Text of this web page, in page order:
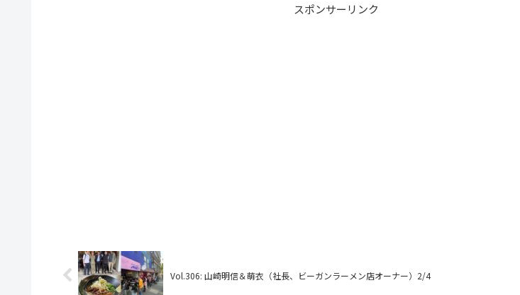
スポンサーリンク
Vol.306: 山崎明信＆萌衣（社長、ビーガンラーメン店オーナー）2/4